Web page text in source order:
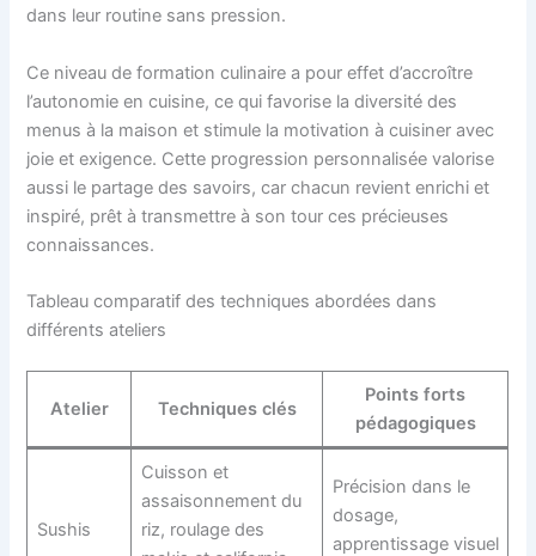
dans leur routine sans pression.
Ce niveau de formation culinaire a pour effet d’accroître
l’autonomie en cuisine, ce qui favorise la diversité des
menus à la maison et stimule la motivation à cuisiner avec
joie et exigence. Cette progression personnalisée valorise
aussi le partage des savoirs, car chacun revient enrichi et
inspiré, prêt à transmettre à son tour ces précieuses
connaissances.
Tableau comparatif des techniques abordées dans
différents ateliers
Atelier Techniques clés
Points forts
pédagogiques
Sushis
Cuisson et
assaisonnement du
riz, roulage des
Précision dans le
dosage,
apprentissage visuel